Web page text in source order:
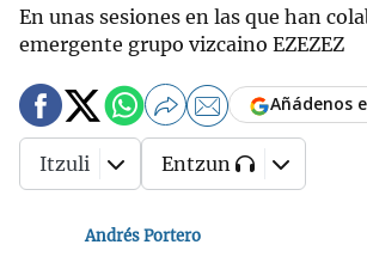
En unas sesiones en las que han
emergente grupo vizcaino EZEZEZ
Andrés Portero
Añádenos
Itzuli Entzun